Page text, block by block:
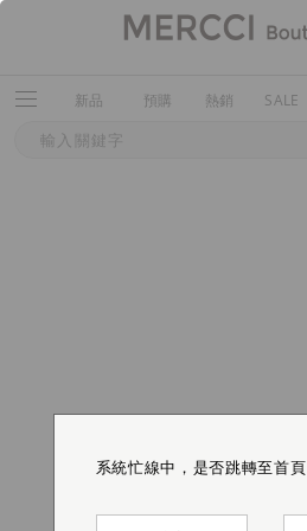
新品 預購 熱銷 SALE
系統忙線中，是否跳轉至首頁
系統忙線中，是否跳轉至首頁
系統忙線中，是否跳轉至首頁
系統忙線中，是否跳轉至首頁
系統忙線中，是否跳轉至首頁